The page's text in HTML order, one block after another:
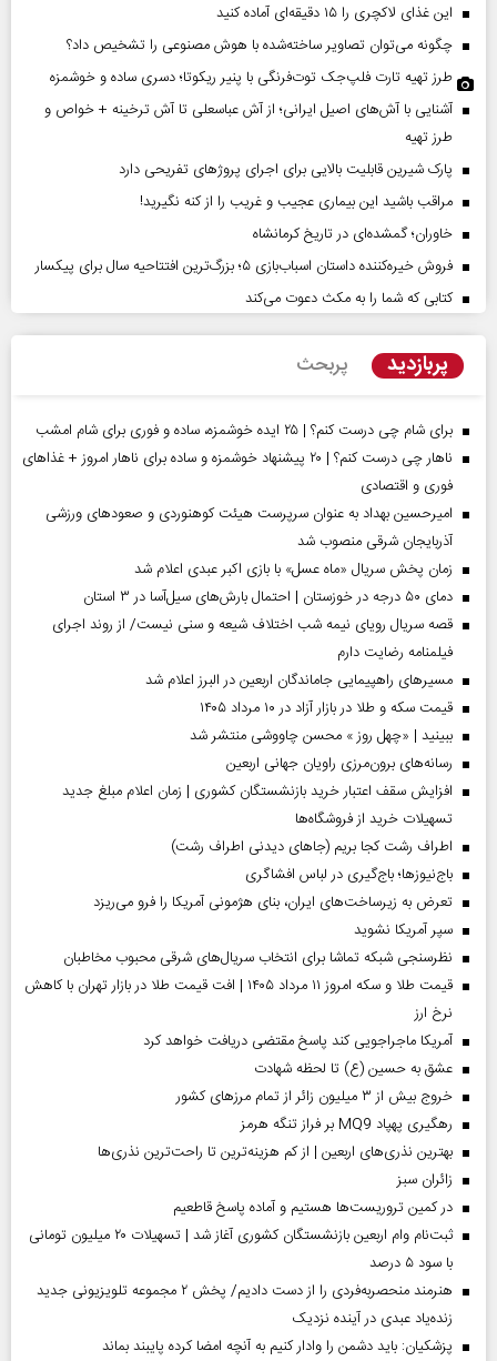
این غذای لاکچری را ۱۵ دقیقه‌ای آماده کنید
چگونه می‌توان تصاویر ساخته‌شده با هوش مصنوعی را تشخیص داد؟
طرز تهیه تارت فلپ‌جک توت‌فرنگی با پنیر ریکوتا؛ دسری ساده و خوشمزه
آشنایی با آش‌های اصیل ایرانی؛ از آش عباسعلی تا آش ترخینه + خواص و
طرز تهیه
پارک شیرین قابلیت‌ بالایی برای اجرای پروژهای تفریحی دارد
مراقب باشید این بیماری عجیب و غریب را از کنه نگیرید!
خاوران؛ گمشده‌ای در تاریخ کرمانشاه
فروش خیره‌کننده داستان اسباب‌بازی ۵؛ بزرگ‌ترین افتتاحیه سال برای پیکسار
کتابی که شما را به مکث دعوت می‌کند
پربازدید پربحث
برای شام چی درست کنم؟ | ۲۵ ایده خوشمزه، ساده و فوری برای شام امشب
ناهار چی درست کنم؟ | ۲۰ پیشنهاد خوشمزه و ساده برای ناهار امروز + غذاهای
فوری و اقتصادی
امیرحسین بهداد به عنوان سرپرست هیئت کوهنوردی و صعودهای ورزشی
آذربایجان شرقی منصوب شد
زمان پخش سریال «ماه عسل» با بازی اکبر عبدی اعلام شد
دمای ۵۰ درجه در خوزستان | احتمال بارش‌های سیل‌آسا در ۳ استان
قصه سریال رویای نیمه شب اختلاف شیعه و سنی نیست/ از روند اجرای
فیلمنامه رضایت دارم
مسیر‌های راهپیمایی جاماندگان اربعین در البرز اعلام شد
قیمت سکه و طلا در بازار آزاد در ۱۰ مرداد ۱۴۰۵
ببینید | «چهل روز » محسن چاووشی منتشر شد
رسانه‌های برون‌مرزی راویان جهانی اربعین
افزایش سقف اعتبار خرید بازنشستگان کشوری | زمان اعلام مبلغ جدید
تسهیلات خرید از فروشگاه‌ها
اطراف رشت کجا بریم (جاهای دیدنی اطراف رشت)
باج‌نیوزها؛ باج‌گیری در لباس افشاگری
تعرض به زیرساخت‌های ایران، بنای هژمونی آمریکا را فرو می‌ریزد
سپر آمریکا نشوید
نظرسنجی شبکه تماشا برای انتخاب سریال‌های شرقی محبوب مخاطبان
قیمت طلا و سکه امروز ۱۱ مرداد ۱۴۰۵ | افت قیمت طلا در بازار تهران با کاهش
نرخ ارز
آمریکا ماجراجویی کند پاسخ مقتضی دریافت خواهد کرد
عشق به حسین (ع) تا لحظه شهادت
خروج بیش از ۳ میلیون زائر از تمام مرز‌های کشور
رهگیری پهپاد MQ9 بر فراز تنگه هرمز
بهترین نذری‌های اربعین | از کم هزینه‌ترین تا راحت‌ترین نذری‌ها
‌زائران سبز
در کمین تروریست‌ها هستیم و آماده پاسخ قاطعیم
ثبت‌نام وام اربعین بازنشستگان کشوری آغاز شد | تسهیلات ۲۰ میلیون تومانی
با سود ۵ درصد
هنرمند منحصر‌به‌فردی را از دست دادیم/ پخش ۲ مجموعه تلویزیونی جدید
زنده‌یاد عبدی در آینده نزدیک
پزشکیان: باید دشمن را وادار کنیم به آنچه امضا کرده پایبند بماند